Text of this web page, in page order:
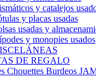
y catalejos
y placas usadas
usadas y
y monopies usados
DE REGALO
Chouettes Burdeos